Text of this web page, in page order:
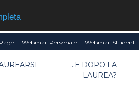
Webmail Personale Webmail Studenti
...E DOPO LA
LAUREA?